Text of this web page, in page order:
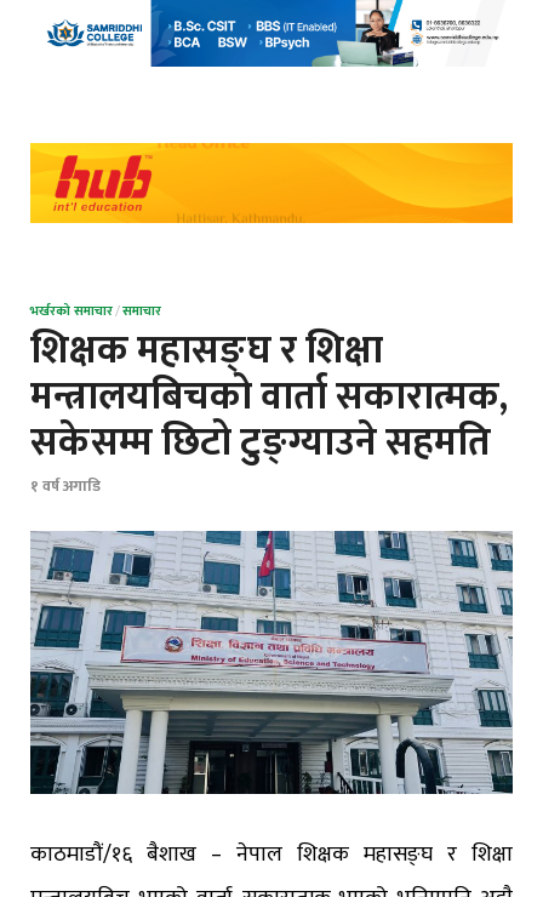
भर्खरको समाचार/समाचार
शिक्षक महासङ्घ र शिक्षा
मन्त्रालयबिचको वार्ता सकारात्मक,
सकेसम्म छिटो टुङ्ग्याउने सहमति
१ वर्ष अगाडि
काठमाडौं/१६ बैशाख – नेपाल शिक्षक महासङ्घ र शिक्षा